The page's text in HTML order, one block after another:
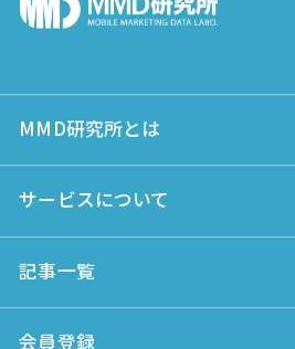
MMD研究所とは
サービスについて
記事一覧
会員登録